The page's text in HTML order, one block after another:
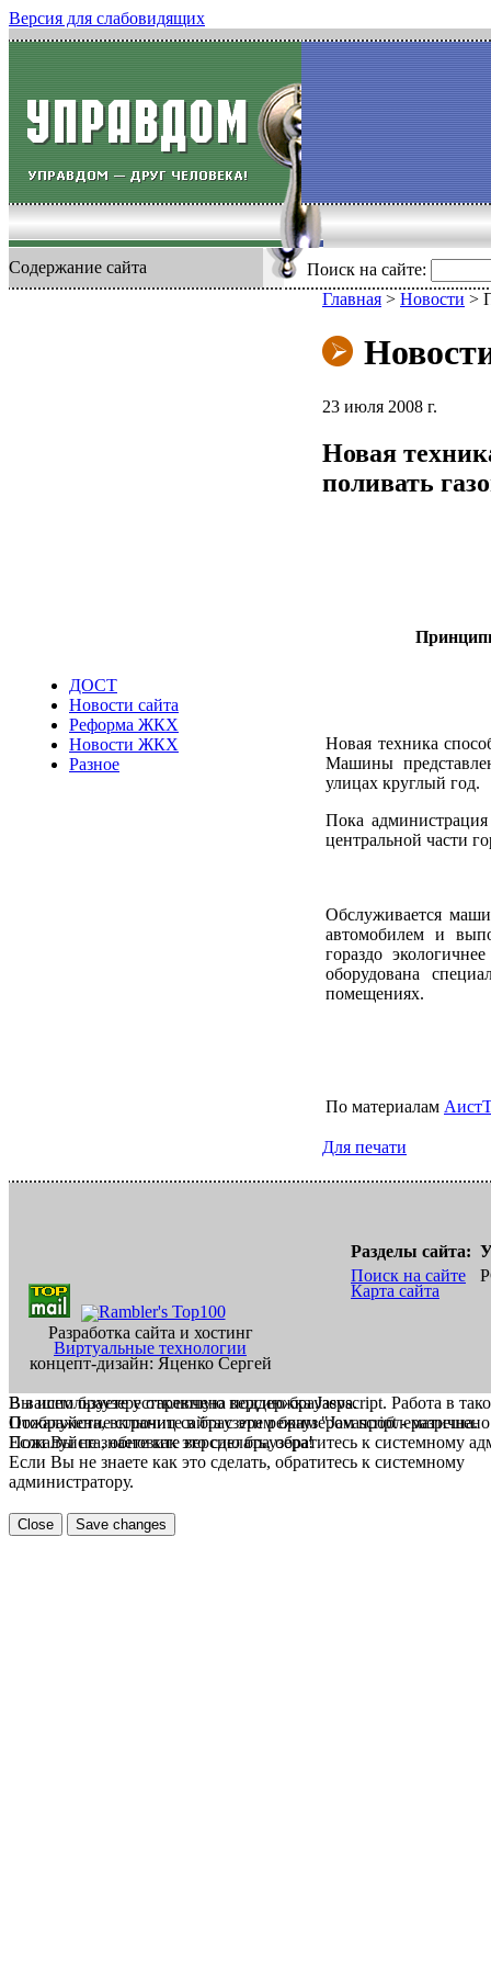
Версия для слабовидящих
Содержание сайта Поиск на сайте:
ДОСТ
Новости сайта
Реформа ЖКХ
Новости ЖКХ
Разное
Главная > Новости >
23 июля 2008 г.
Новая
поливать
Новая техника
Машины
улицах круглый год.
Пока
центральной части
Обслуживается
автомобилем и
гораздо
оборудована
помещениях.
По материалам
Для печати
Разработка сайта и хостинг
Виртуальные технологии
концепт-дизайн: Яценко Сергей
Разделы сайта:
Поиск на сайте
Карта сайта
В вашем браузере отключена поддержка Jasvscript. Работа в
Пожалуйста, включите в браузере режим "Javascript -
Если Вы не знаете как это сделать, обратитесь к системному
Вы используете устаревшую версию браузера.
Отображение страниц сайта с этим браузером проблематична.
Пожалуйста, обновите версию браузера!
Если Вы не знаете как это сделать, обратитесь к системному
администратору.
Close Save changes